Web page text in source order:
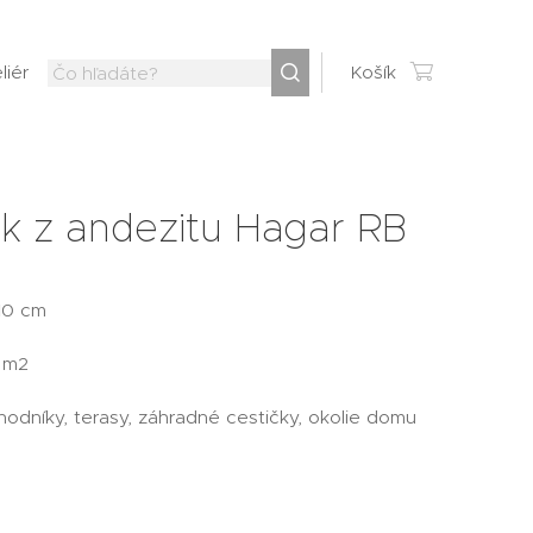
Košík
z andezitu Hagar RB
cm
m2
terasy, záhradné cestičky, okolie domu